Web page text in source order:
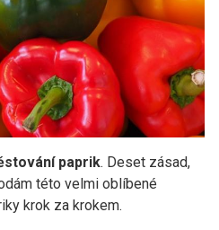
paprik. Deset zásad,
této velmi oblíbené
krok za krokem.